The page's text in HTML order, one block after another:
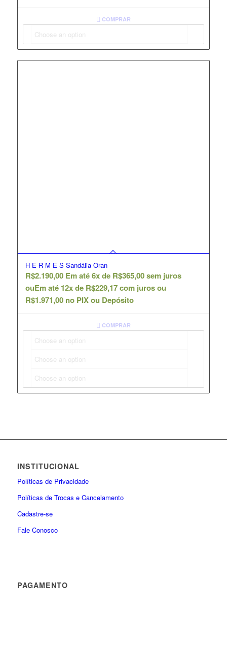
COMPRAR
H E R M È S Sandália Oran
R$2.190,00 Em até 6x de R$365,00sem juros
ouEm até 12x de R$229,17com juros ou
R$1.971,00 no PIX ou Depósito
COMPRAR
INSTITUCIONAL
Políticas de Privacidade
Políticas de Trocas e Cancelamento
Cadastre-se
Fale Conosco
PAGAMENTO